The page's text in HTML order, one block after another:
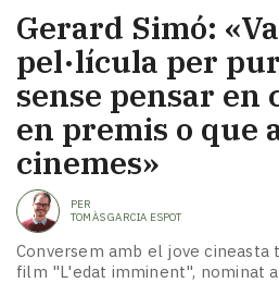
Gerard Simó:
pel·lícula per
sense pensar en
en premis o que
cinemes»
PER
TOMÀS GARCIA ESPOT
Conversem amb el jove
film "L'edat imminent", nominat